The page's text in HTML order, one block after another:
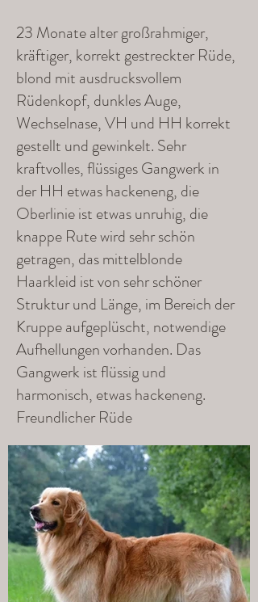
23 Monate alter großrahmiger,
kräftiger, korrekt gestreckter Rüde,
blond mit ausdrucksvollem
Rüdenkopf, dunkles Auge,
Wechselnase, VH und HH korrekt
gestellt und gewinkelt. Sehr
kraftvolles, flüssiges Gangwerk in
der HH etwas hackeneng, die
Oberlinie ist etwas unruhig, die
knappe Rute wird sehr schön
getragen, das mittelblonde
Haarkleid ist von sehr schöner
Struktur und Länge, im Bereich der
Kruppe aufgeplüscht, notwendige
Aufhellungen vorhanden. Das
Gangwerk ist flüssig und
harmonisch, etwas hackeneng.
Freundlicher Rüde